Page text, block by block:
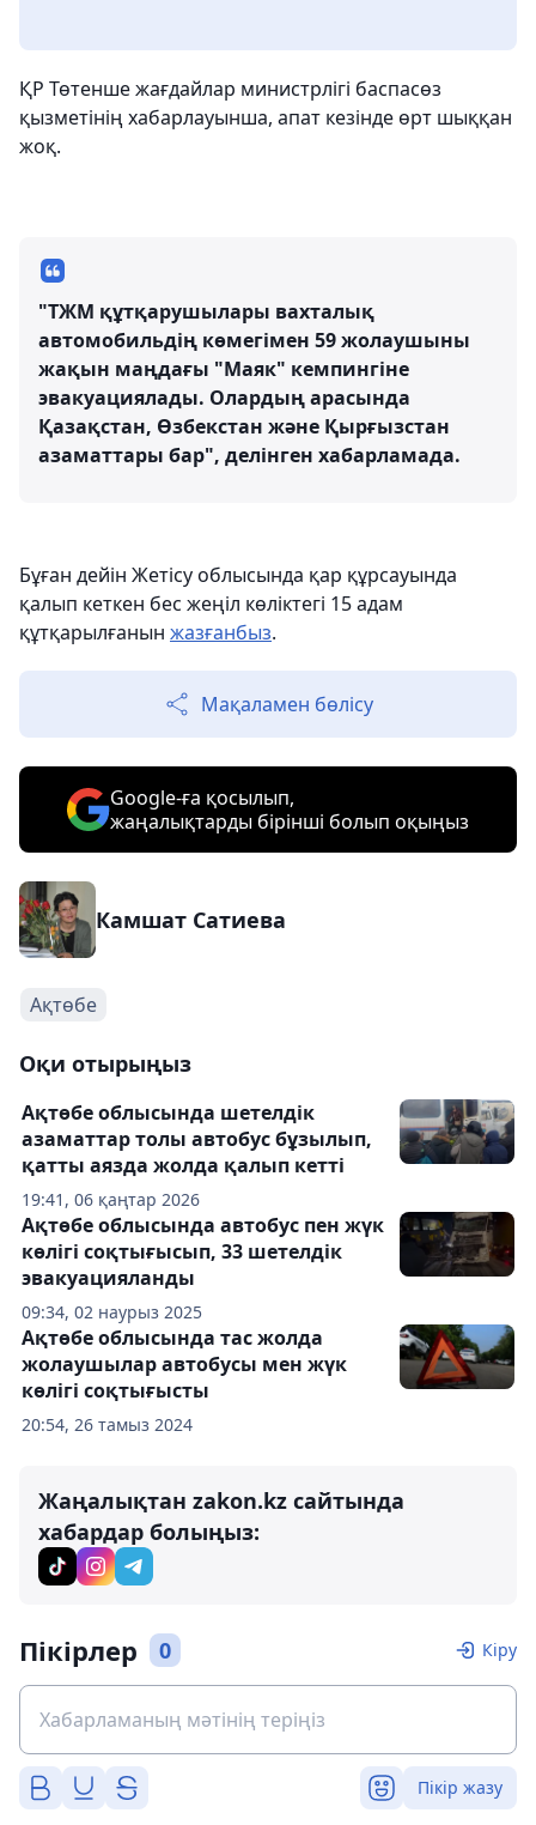
ҚР Төтенше жағдайлар министрлігі баспасөз
қызметінің хабарлауынша, апат кезінде өрт шыққан
жоқ.
"ТЖМ құтқарушылары вахталық
автомобильдің көмегімен 59 жолаушыны
жақын маңдағы "Маяк" кемпингіне
эвакуациялады. Олардың арасында
Қазақстан, Өзбекстан және Қырғызстан
азаматтары бар", делінген хабарламада.
Бұған дейін Жетісу облысында қар құрсауында
қалып кеткен бес жеңіл көліктегі 15 адам
құтқарылғанын жазғанбыз.
Мақаламен бөлісу
Google-ға қосылып,
жаңалықтарды бірінші болып оқыңыз
Камшат Сатиева
Ақтөбе
Оқи отырыңыз
19:41, 06 қаңтар 2026
Ақтөбе облысында шетелдік
азаматтар толы автобус бұзылып,
қатты аязда жолда қалып кетті
09:34, 02 наурыз 2025
Ақтөбе облысында автобус пен жүк
көлігі соқтығысып, 33 шетелдік
эвакуацияланды
20:54, 26 тамыз 2024
Ақтөбе облысында тас жолда
жолаушылар автобусы мен жүк
көлігі соқтығысты
Жаңалықтан zakon.kz сайтында
хабардар болыңыз:
Пікірлер 0 Кіру
Пікір жазу